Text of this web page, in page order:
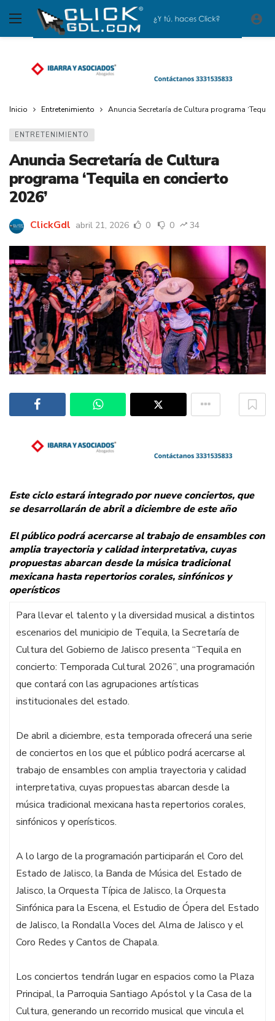
Inicio Entretenimiento Anuncia Secretaría de Cultura programa
ENTRETENIMIENTO
Anuncia Secretaría de Cultura
programa ‘Tequila en concierto
2026’
ClickGdl abril 21, 2026 0 0 34
Este ciclo estará integrado por nueve conciertos, que
se desarrollarán de abril a diciembre de este año
El público podrá acercarse al trabajo de ensambles con
amplia trayectoria y calidad interpretativa, cuyas
propuestas abarcan desde la música tradicional
mexicana hasta repertorios corales, sinfónicos y
operísticos
Para llevar el talento y la diversidad musical a distintos
escenarios del municipio de Tequila, la Secretaría de
Cultura del Gobierno de Jalisco presenta “Tequila en
concierto: Temporada Cultural 2026”, una programación
que contará con las agrupaciones artísticas
institucionales del estado.
De abril a diciembre, esta temporada ofrecerá una serie
de conciertos en los que el público podrá acercarse al
trabajo de ensambles con amplia trayectoria y calidad
interpretativa, cuyas propuestas abarcan desde la
música tradicional mexicana hasta repertorios corales,
sinfónicos y operísticos.
A lo largo de la programación participarán el Coro del
Estado de Jalisco, la Banda de Música del Estado de
Jalisco, la Orquesta Típica de Jalisco, la Orquesta
Sinfónica para la Escena, el Estudio de Ópera del Estado
de Jalisco, la Rondalla Voces del Alma de Jalisco y el
Coro Redes y Cantos de Chapala.
Los conciertos tendrán lugar en espacios como la Plaza
Principal, la Parroquia Santiago Apóstol y la Casa de la
Cultura, generando un recorrido musical que vincula el